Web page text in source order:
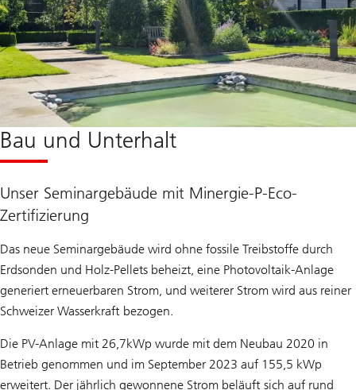
Bau und Unterhalt
Unser Seminargebäude mit Minergie-P-Eco-
Zertifizierung
Das neue Seminargebäude wird ohne fossile Treibstoffe durch
Erdsonden und Holz-Pellets beheizt, eine Photovoltaik-Anlage
generiert erneuerbaren Strom, und weiterer Strom wird aus reiner
Schweizer Wasserkraft bezogen.
Die PV-Anlage mit 26,7kWp wurde mit dem Neubau 2020 in
Betrieb genommen und im September 2023 auf 155,5 kWp
erweitert. Der jährlich gewonnene Strom beläuft sich auf rund